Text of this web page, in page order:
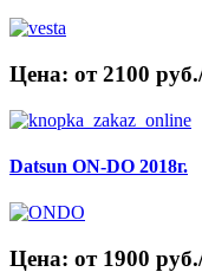
Цена: от 2100
Datsun ON-DO 2018г.
Цена: от 1900